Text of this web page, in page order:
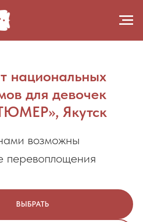
национальных
для девочек
Якутск
возможны
перевоплощения
ВЫБРАТЬ